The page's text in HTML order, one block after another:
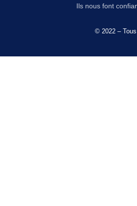
Ils nous font
© 2022 –